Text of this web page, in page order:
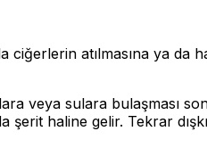
ciğerlerin atılmasına ya da
veya sulara bulaşması
haline gelir. Tekrar